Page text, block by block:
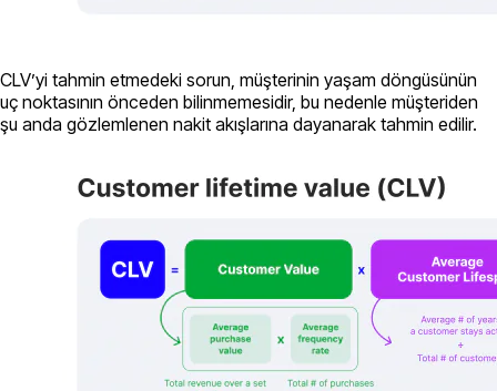
CLV’yi tahmin etmedeki sorun, müşterinin yaşam döngüsünün
uç noktasının önceden bilinmemesidir, bu nedenle müşteriden
şu anda gözlemlenen nakit akışlarına dayanarak tahmin edilir.